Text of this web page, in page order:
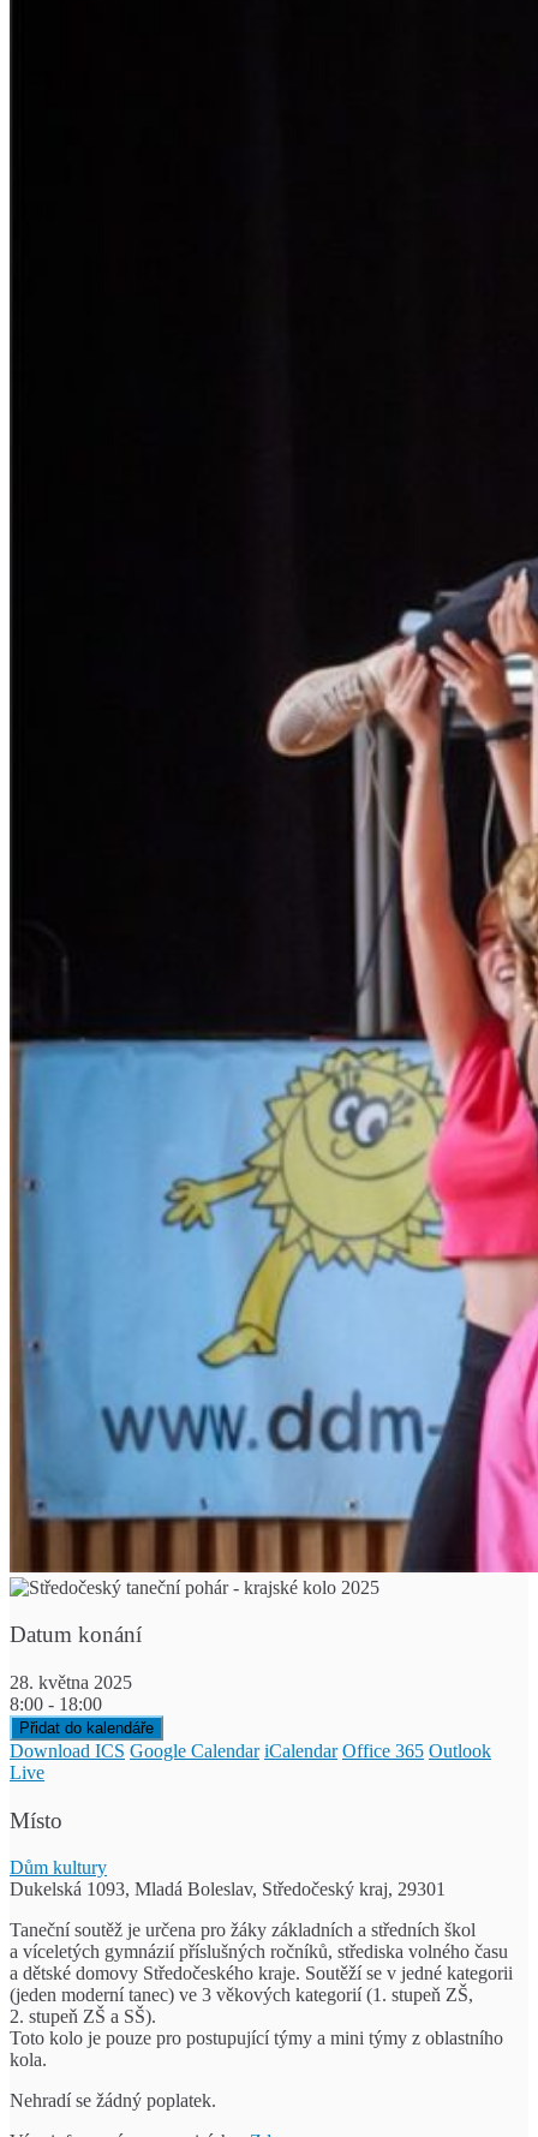
Datum konání
28. května 2025
8:00 - 18:00
Přidat do kalendáře
Download ICS Google Calendar iCalendar Office 365 Outlook
Live
Místo
Dům kultury
Dukelská 1093, Mladá Boleslav, Středočeský kraj, 29301
Taneční soutěž je určena pro žáky základních a středních škol
a víceletých gymnázií příslušných ročníků, střediska volného času
a dětské domovy Středočeského kraje. Soutěží se v jedné kategorii
(jeden moderní tanec) ve 3 věkových kategorií (1. stupeň ZŠ,
2. stupeň ZŠ a SŠ).
Toto kolo je pouze pro postupující týmy a mini týmy z oblastního
kola.
Nehradí se žádný poplatek.